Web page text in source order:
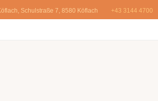
Schulstraße 7, 8580 Köflach +43 3144 4700